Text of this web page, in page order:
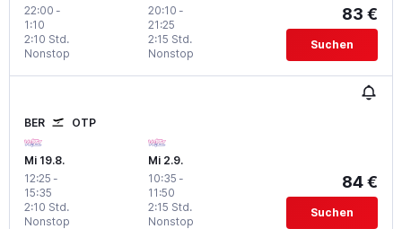
22:00 -
1:10
Nonstop
2:10 Std.
20:10 -
21:25
Nonstop
2:15 Std.
83 €
Suchen
BER OTP
Mi 19.8.
12:25 -
15:35
Nonstop
2:10 Std.
Mi 2.9.
10:35 -
11:50
Nonstop
2:15 Std.
84 €
Suchen